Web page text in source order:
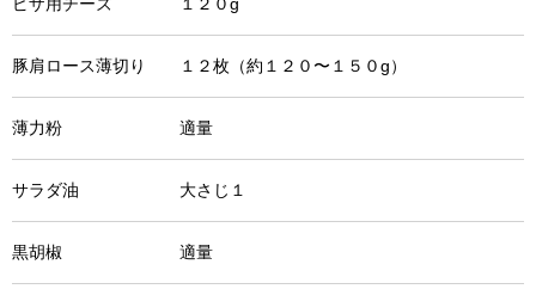
豚肩ロース薄切り １２枚（約１２０〜１５０g）
薄力粉 適量
サラダ油 大さじ１
黒胡椒 適量